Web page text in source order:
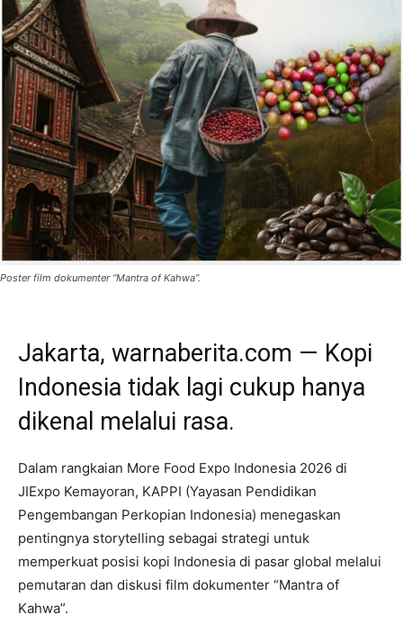
Poster film dokumenter “Mantra of Kahwa”.
Jakarta, warnaberita.com — Kopi
Indonesia tidak lagi cukup hanya
dikenal melalui rasa.
Dalam rangkaian More Food Expo Indonesia 2026 di
JIExpo Kemayoran, KAPPI (Yayasan Pendidikan
Pengembangan Perkopian Indonesia) menegaskan
pentingnya storytelling sebagai strategi untuk
memperkuat posisi kopi Indonesia di pasar global melalui
pemutaran dan diskusi film dokumenter “Mantra of
Kahwa”.